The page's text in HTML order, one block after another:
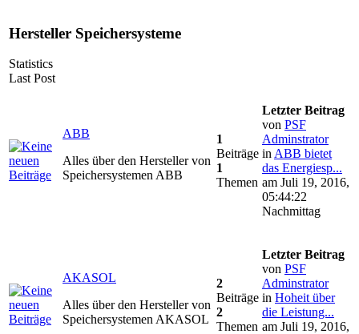
Hersteller Speichersysteme
Statistics
Last Post
ABB
Alles über den Hersteller von
Speichersystemen ABB
1
Beiträge
1
Themen
Letzter Beitrag
von PSF
Adminstrator
in ABB bietet
das Energiesp...
am Juli 19, 2016,
05:44:22
Nachmittag
AKASOL
Alles über den Hersteller von
Speichersystemen AKASOL
2
Beiträge
2
Themen
Letzter Beitrag
von PSF
Adminstrator
in Hoheit über
die Leistung...
am Juli 19, 2016,